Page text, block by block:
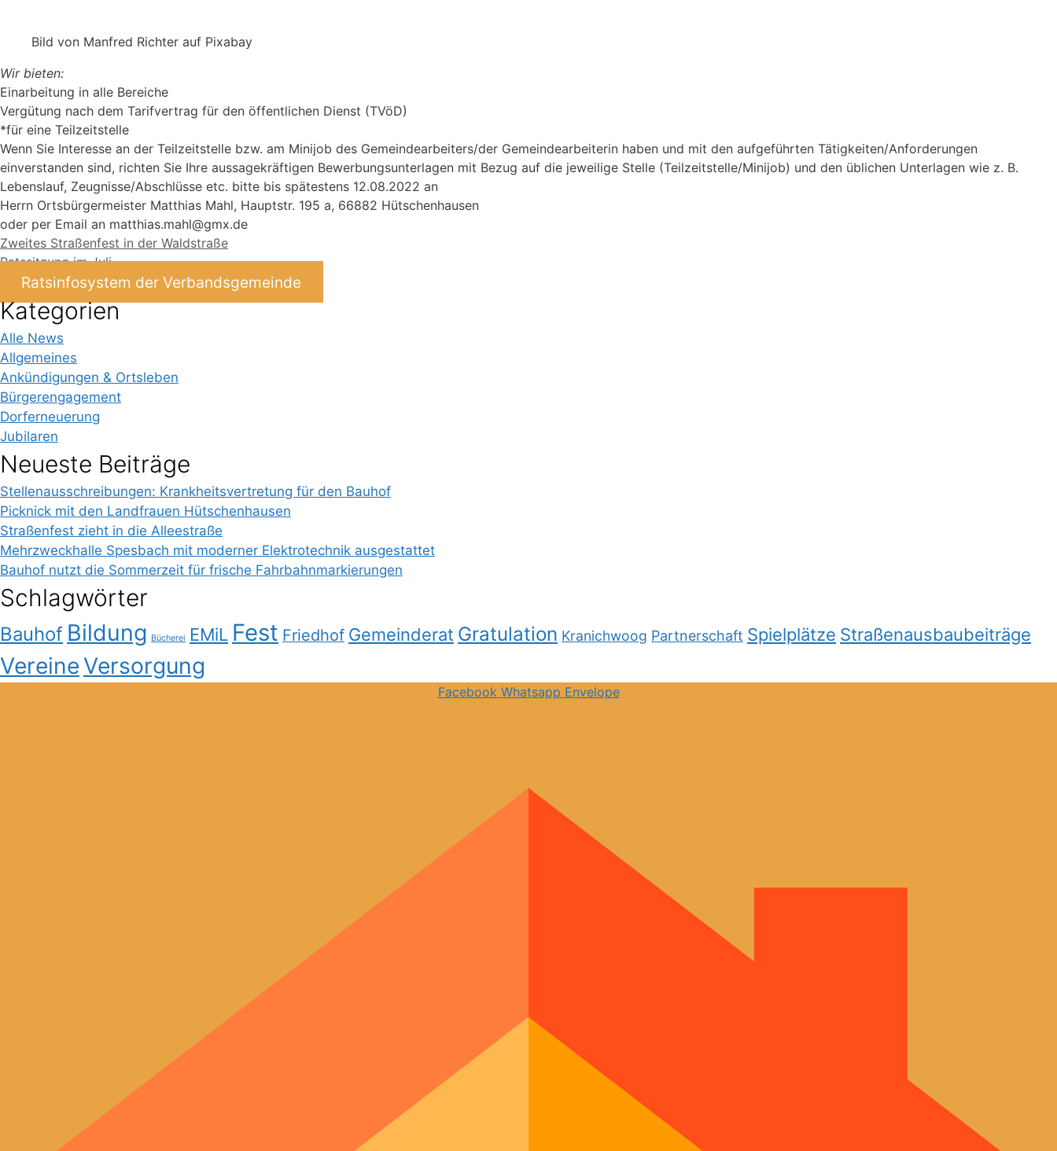
Bild von Manfred Richter auf Pixabay
Wir bieten:
Einarbeitung in alle Bereiche
Vergütung nach dem Tarifvertrag für den öffentlichen Dienst (TVöD)
*für eine Teilzeitstelle
Wenn Sie Interesse an der Teilzeitstelle bzw. am Minijob des Gemeindearbeiters/der Gemeindearbeiterin haben und mit den aufgeführten Tätigkeiten/Anforderungen
einverstanden sind, richten Sie Ihre aussagekräftigen Bewerbungsunterlagen mit Bezug auf die jeweilige Stelle (Teilzeitstelle/Minijob) und den üblichen Unterlagen wie z. B.
Lebenslauf, Zeugnisse/Abschlüsse etc. bitte bis spätestens 12.08.2022 an
Herrn Ortsbürgermeister Matthias Mahl, Hauptstr. 195 a, 66882 Hütschenhausen
oder per Email an matthias.mahl@gmx.de
Zweites Straßenfest in der Waldstraße
Ratssitzung im Juli
Ratsinfosystem der Verbandsgemeinde
Kategorien
Alle News
Allgemeines
Ankündigungen & Ortsleben
Bürgerengagement
Dorferneuerung
Jubilaren
Neueste Beiträge
Stellenausschreibungen: Krankheitsvertretung für den Bauhof
Picknick mit den Landfrauen Hütschenhausen
Straßenfest zieht in die Alleestraße
Mehrzweckhalle Spesbach mit moderner Elektrotechnik ausgestattet
Bauhof nutzt die Sommerzeit für frische Fahrbahnmarkierungen
Schlagwörter
Bauhof Bildung Bücherei EMiL Fest Friedhof Gemeinderat Gratulation Kranichwoog Partnerschaft Spielplätze Straßenausbaubeiträge
Vereine Versorgung
Facebook Whatsapp Envelope